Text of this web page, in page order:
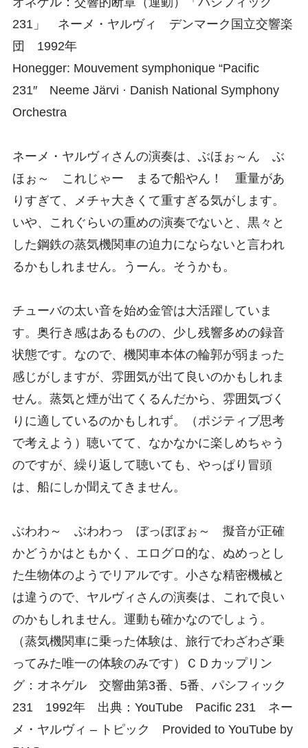
231」 ネーメ・ヤルヴィ デンマーク国立交響楽
団 1992年
Honegger: Mouvement symphonique “Pacific
231″ Neeme Järvi · Danish National Symphony
Orchestra
ネーメ・ヤルヴィさんの演奏は、ぶほぉ～ん ぶ
ほぉ～ これじゃー まるで船やん！ 重量があ
りすぎて、メチャ大きくて重すぎる気がします。
いや、これぐらいの重めの演奏でないと、黒々と
した鋼鉄の蒸気機関車の迫力にならないと言われ
るかもしれません。うーん。そうかも。
チューバの太い音を始め金管は大活躍していま
す。奥行き感はあるものの、少し残響多めの録音
状態です。なので、機関車本体の輪郭が弱まった
感じがしますが、雰囲気が出て良いのかもしれま
せん。蒸気と煙が出てくるんだから、雰囲気づく
りに適しているのかもしれず。（ポジティブ思考
で考えよう）聴いてて、なかなかに楽しめちゃう
のですが、繰り返して聴いても、やっぱり冒頭
は、船にしか聞えてきません。
ぶわわ～ ぶわわっ ぼっぼぼぉ～ 擬音が正確
かどうかはともかく、エログロ的な、ぬめっとし
た生物体のようでリアルです。小さな精密機械と
は違うので、ヤルヴィさんの演奏は、これで良い
のかもしれません。運動も確かなのでしょう。
（蒸気機関車に乗った体験は、旅行でわざわざ乗
ってみた唯一の体験のみです）ＣＤカップリン
グ：オネゲル 交響曲第3番、5番、パシフィック
231 1992年 出典：YouTube Pacific 231 ネー
メ・ヤルヴィ – トピック Provided to YouTube by